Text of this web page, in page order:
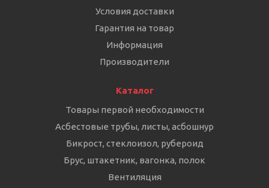
Условия доставки
Гарантия на товар
Информация
Производители
Каталог
Товары первой необходимости
Асбестовые трубы, листы, асбошнур
Бикрост, стеклоизол, рубероид
Брус, штакетник, вагонка, полок
Вентиляция